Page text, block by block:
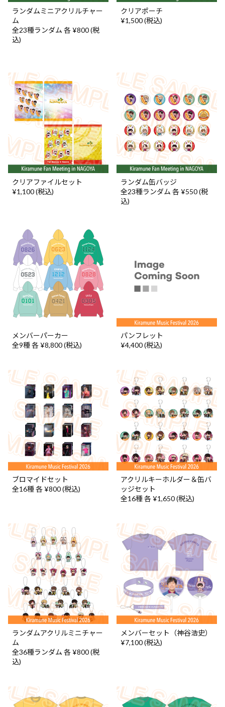
ランダムミニアクリルチャー
ム
全23種ランダム 各 ¥800 (税
込)
クリアポーチ
¥1,500 (税込)
クリアファイルセット
¥1,100 (税込)
ランダム缶バッジ
全23種ランダム 各 ¥550 (税
込)
メンバーパーカー
全9種 各 ¥8,800 (税込)
パンフレット
¥4,400 (税込)
ブロマイドセット
全16種 各 ¥800 (税込)
アクリルキーホルダー＆缶バ
ッジセット
全16種 各 ¥1,650 (税込)
ランダムアクリルミニチャー
ム
全36種ランダム 各 ¥800 (税
込)
メンバーセット（神谷浩史）
¥7,100 (税込)